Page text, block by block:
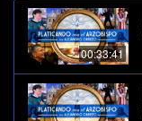
00:33:41